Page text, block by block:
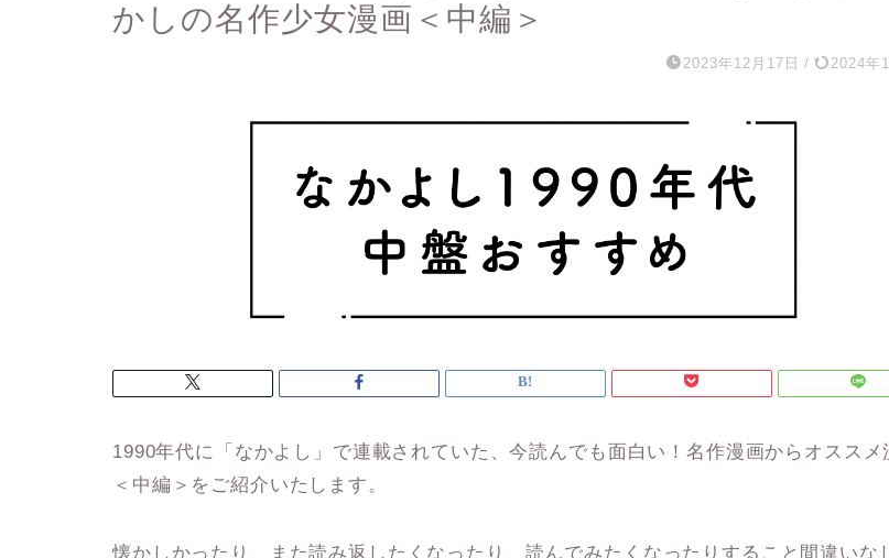
かしの名作少女漫画＜中編＞
2023年12月17日 / 2024年1
1990年代に「なかよし」で連載されていた、今読んでも面白い！名作漫画からオススメ
＜中編＞をご紹介いたします。
懐かしかったり、また読み返したくなったり、読んでみたくなったりすること間違いな